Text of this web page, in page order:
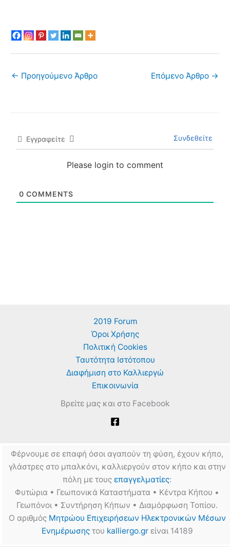
← Προηγούμενο Άρθρο Επόμενο Άρθρο →
Εγγραφείτε Συνδεθείτε
Please login to comment
0 COMMENTS
2019 Forum
Όροι Χρήσης
Πολιτική Cookies
Ταυτότητα Ιστότοπου
Διαφήμιση στο Καλλιεργώ
Επικοινωνία
Βρείτε μας και στο Facebook
Φέρνουμε σε επαφή όσοι αγαπούν τη φύση, έχουν κήπο,
γλάστρες στο μπαλκόνι, καλλιεργούν στον κήπο και στην
πόλη με τους επαγγελματίες:
Φυτώρια • Γεωπονικά Καταστήματα • Κέντρα Κήπου •
Γεωπόνοι • Συντήρηση Κήπων • Διαμόρφωση Τοπίου.
Ο αριθμός Μητρώου Επιχειρήσεων Ηλεκτρονικών Μέσων
Ενημέρωσηςτου kalliergo.grείναι 14189